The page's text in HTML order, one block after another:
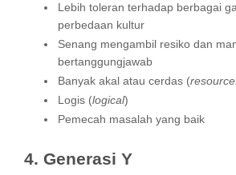
Lebih toleran terhadap berbagai
perbedaan kultur
Senang mengambil resiko dan
bertanggungjawab
Banyak akal atau cerdas (
Logis (logical)
Pemecah masalah yang baik
4. Generasi Y